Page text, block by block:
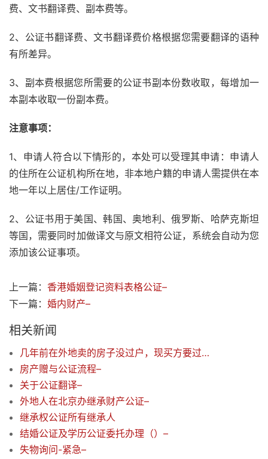
费、文书翻译费、副本费等。
2、公证书翻译费、文书翻译费价格根据您需要翻译的语种
有所差异。
3、副本费根据您所需要的公证书副本份数收取，每增加一
本副本收取一份副本费。
注意事项：
1、申请人符合以下情形的，本处可以受理其申请：申请人
的住所在公证机构所在地，非本地户籍的申请人需提供在本
地一年以上居住/工作证明。
2、公证书用于美国、韩国、奥地利、俄罗斯、哈萨克斯坦
等国，需要同时加做译文与原文相符公证，系统会自动为您
添加该公证事项。
上一篇： 香港婚姻登记资料表格公证–
下一篇： 婚内财产–
相关新闻
几年前在外地卖的房子没过户，现买方要过户，需要我公证，要做哪种公证–
房产赠与公证流程–
关于公证翻译–
外地人在北京办继承财产公证–
继承权公证所有继承人
结婚公证及学历公证委托办理（）–
失物询问-紧急–